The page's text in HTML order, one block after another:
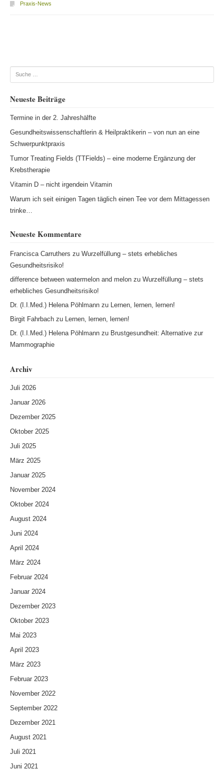
Praxis-News
Suche
Neueste Beiträge
Termine in der 2. Jahreshälfte
Gesundheitswissenschaftlerin & Heilpraktikerin – von nun an eine
Schwerpunktpraxis
Tumor Treating Fields (TTFields) – eine moderne Ergänzung der
Krebstherapie
Vitamin D – nicht irgendein Vitamin
Warum ich seit einigen Tagen täglich einen Tee vor dem Mittagessen
trinke…
Neueste Kommentare
Francisca Carruthers zu Wurzelfüllung – stets erhebliches
Gesundheitsrisiko!
difference between watermelon and melonzu Wurzelfüllung – stets
erhebliches Gesundheitsrisiko!
Dr. (I.I.Med.) Helena Pöhlmannzu Lernen, lernen, lernen!
Birgit Fahrbachzu Lernen, lernen, lernen!
Dr. (I.I.Med.) Helena Pöhlmannzu Brustgesundheit: Alternative zur
Mammographie
Archiv
Juli 2026
Januar 2026
Dezember 2025
Oktober 2025
Juli 2025
März 2025
Januar 2025
November 2024
Oktober 2024
August 2024
Juni 2024
April 2024
März 2024
Februar 2024
Januar 2024
Dezember 2023
Oktober 2023
Mai 2023
April 2023
März 2023
Februar 2023
November 2022
September 2022
Dezember 2021
August 2021
Juli 2021
Juni 2021